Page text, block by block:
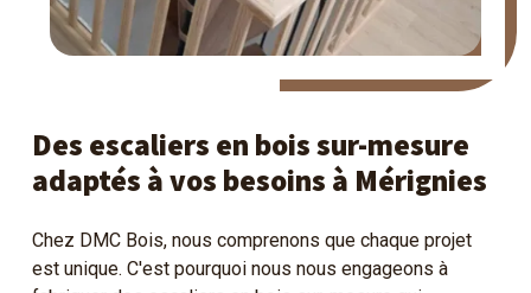
Des escaliers en bois sur-mesure
adaptés à vos besoins à Mérignies
Chez DMC Bois, nous comprenons que chaque projet
est unique. C'est pourquoi nous nous engageons à